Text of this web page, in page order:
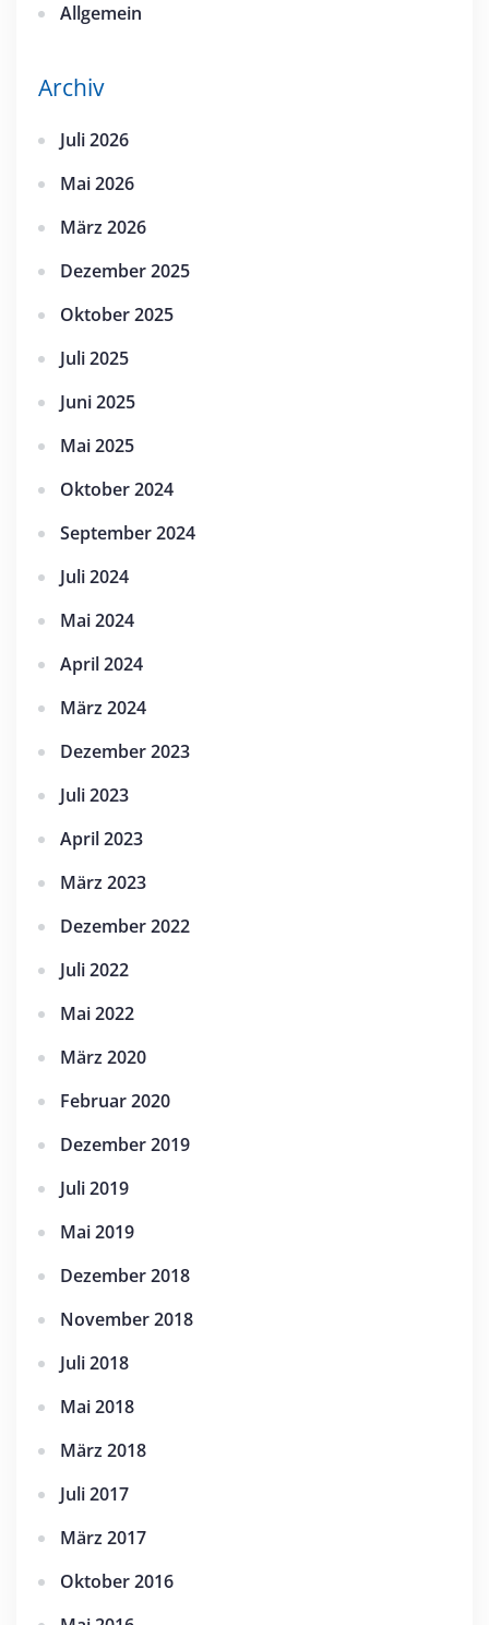
Allgemein
Archiv
Juli 2026
Mai 2026
März 2026
Dezember 2025
Oktober 2025
Juli 2025
Juni 2025
Mai 2025
Oktober 2024
September 2024
Juli 2024
Mai 2024
April 2024
März 2024
Dezember 2023
Juli 2023
April 2023
März 2023
Dezember 2022
Juli 2022
Mai 2022
März 2020
Februar 2020
Dezember 2019
Juli 2019
Mai 2019
Dezember 2018
November 2018
Juli 2018
Mai 2018
März 2018
Juli 2017
März 2017
Oktober 2016